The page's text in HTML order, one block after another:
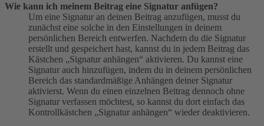
Wie kann ich meinem Beitrag eine Signatur anfügen?
Um eine Signatur an deinen Beitrag anzufügen, musst du
zunächst eine solche in den Einstellungen in deinem
persönlichen Bereich entwerfen. Nachdem du die Signatur
erstellt und gespeichert hast, kannst du in jedem Beitrag das
Kästchen „Signatur anhängen“ aktivieren. Du kannst eine
Signatur auch hinzufügen, indem du in deinem persönlichen
Bereich das standardmäßige Anhängen deiner Signatur
aktivierst. Wenn du einen einzelnen Beitrag dennoch ohne
Signatur verfassen möchtest, so kannst du dort einfach das
Kontrollkästchen „Signatur anhängen“ wieder deaktivieren.